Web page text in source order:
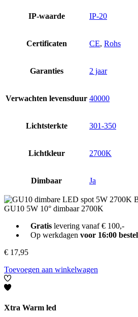
IP-waarde IP-20
Certificaten CE, Rohs
Garanties 2 jaar
Verwachten levensduur 40000
Lichtsterkte 301-350
Lichtkleur 2700K
Dimbaar Ja
GU10 5W 10° dimbaar 2700K
Gratislevering vanaf € 100,-
Op werkdagen voor 16:00
€ 17,95
Toevoegen aan winkelwagen
Xtra Warm led